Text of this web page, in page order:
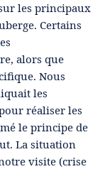
les principaux
Certains
alors que
Nous
les
réaliser les
le principe de
La situation
visite (crise